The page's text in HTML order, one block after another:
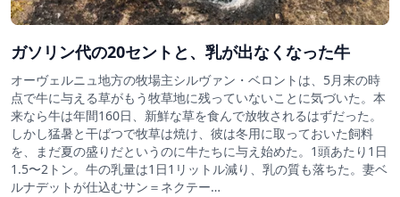
ガソリン代の20セントと、乳が出なくなった牛
オーヴェルニュ地方の牧場主シルヴァン・ベロントは、5月末の時
点で牛に与える草がもう牧草地に残っていないことに気づいた。本
来なら牛は年間160日、新鮮な草を食んで放牧されるはずだった。
しかし猛暑と干ばつで牧草は焼け、彼は冬用に取っておいた飼料
を、まだ夏の盛りだというのに牛たちに与え始めた。1頭あたり1日
1.5〜2トン。牛の乳量は1日1リットル減り、乳の質も落ちた。妻ベ
ルナデットが仕込むサン＝ネクテー…